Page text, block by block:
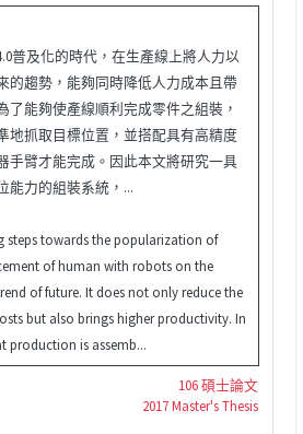
普及化的時代，在生產線上將人力以
的趨勢，能夠同時降低人力成本且帶
了能夠使產線順利完成零件之組裝，
地抓取目標位置，並搭配具有高精度
手臂才能完成。因此本文將研究一具
能力的組裝系統，...
steps towards the popularization of
of human with robots on the
of future. It does not only reduce the
but also brings higher productivity. In
production is assemb...
106 碩士論文
2017 Master's Thesis